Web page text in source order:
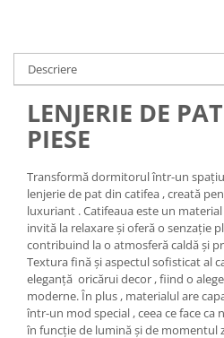
Descriere
LENJERIE DE
PIESE
Transformă dormitorul într-un
lenjerie de pat din catifea , creată
luxuriant . Catifeaua este un
invită la relaxare și oferă o senzație
contribuind la o atmosferă caldă și
Textura fină și aspectul sofisticat al
eleganță oricărui decor , fiind o
moderne. În plus , materialul are
într-un mod special , ceea ce face
în funcție de lumină și de momentul